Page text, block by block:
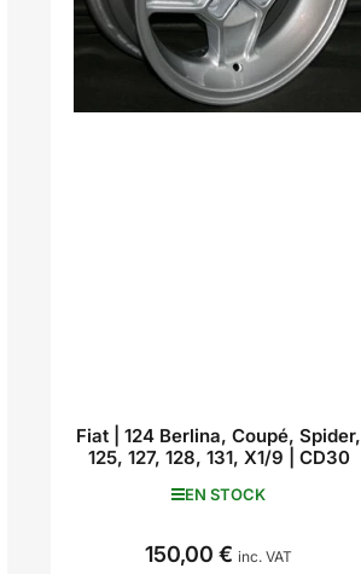
Fiat | 124 Berlina, Coupé, Spider,
125, 127, 128, 131, X1/9 | CD30
EN STOCK
Prix
150,00 € inc. VAT